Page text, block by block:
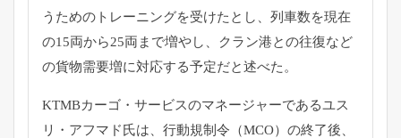
うためのトレーニ ングを受けたとし、列車数を現在
の15両から25両まで増やし、
クラン港との往復など
の貨物需要増に対応する予定だと述べた。
KTMBカーゴ・サービスのマネージャーであるユス
リ・ アフマド氏は、行動規制令（MCO）の終了後、